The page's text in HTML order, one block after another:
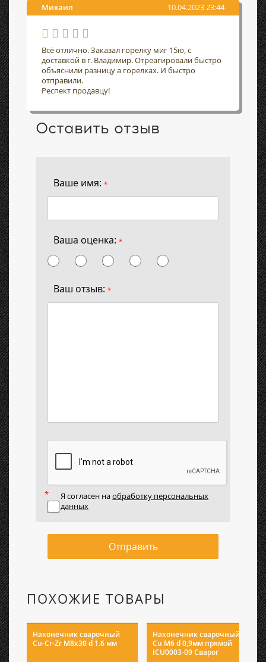
Михаил 10.04.2023 23:44
Всё отлично. Заказал горелку миг 15ю, с
доставкой в г. Владимир. Отреагировали быстро
объяснили разницу а горелках. И быстро
отправили.
Респект продавцу!
Оставить отзыв
Ваше имя: *
Ваша оценка: *
Ваш отзыв: *
Я согласен наобработку персональных
данных
Отправить
ПОХОЖИЕ ТОВАРЫ
Наконечник сварочный
Cu-Cr-Zr М8х30 d 1.6 мм
Наконечник сварочный E-
Cu М6 d 0,9мм прямой
ICU0003-09 Сварог